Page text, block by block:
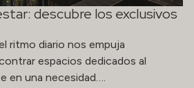
descubre los exclusivos
ritmo diario nos empuja
espacios dedicados al
en una necesidad….